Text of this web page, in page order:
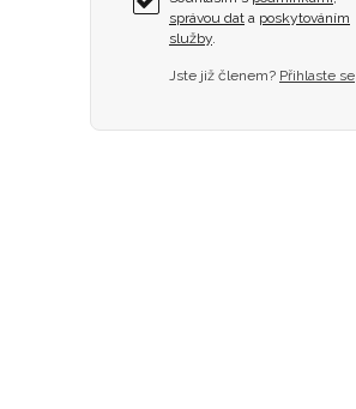
správou dat a poskytováním
služby.
Jste již členem? Přihlaste se